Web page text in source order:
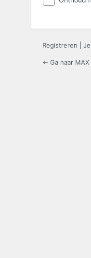
Registreren
← Ga naar